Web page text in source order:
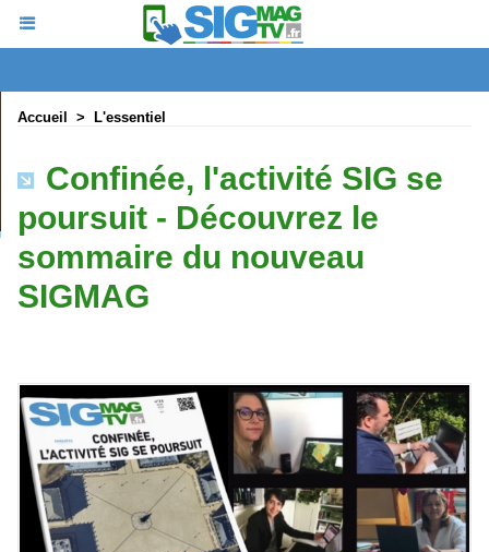
Accueil > L'essentiel
Confinée, l'activité SIG se
poursuit - Découvrez le
sommaire du nouveau
SIGMAG